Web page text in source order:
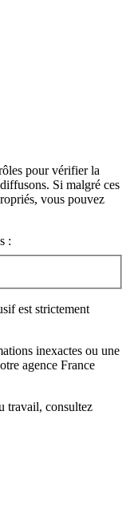
pour vérifier la
Si malgré ces
vous pouvez
:
est strictement
inexactes ou une
agence France
travail, consultez